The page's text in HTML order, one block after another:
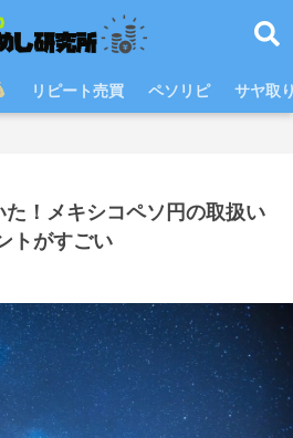
リピート売買 ペソリピ サヤ取
！メキシコペソ円の取扱い
トがすごい